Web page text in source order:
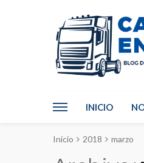
INICIO
Inicio 2018 marzo